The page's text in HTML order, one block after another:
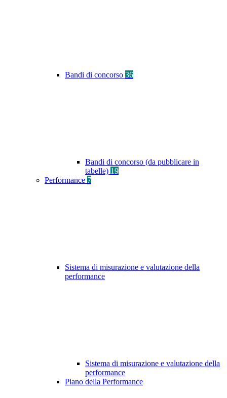
Bandi di concorso 36
Bandi di concorso (da pubblicare in
tabelle) 19
Performance 7
Sistema di misurazione e valutazione della
performance
Sistema di misurazione e valutazione della
performance
Piano della Performance